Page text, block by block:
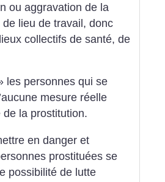
ou aggravation de la
lieu de travail, donc
collectifs de santé, de
les personnes qui se
mesure réelle
la prostitution.
en danger et
prostituées se
possibilité de lutte